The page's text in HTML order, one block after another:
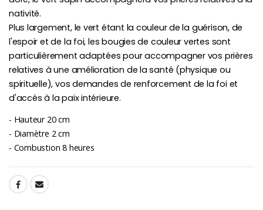
Bougie Neuvaine pour une Guérison - 17.5cm
€4.90 €23.00
nativité.
Plus largement, le vert étant la couleur de la guérison, de
l'espoir et de la foi, les bougies de couleur vertes sont
particulièrement adaptées pour accompagner vos prières
relatives à une amélioration de la santé (physique ou
spirituelle), vos demandes de renforcement de la foi et
d'accès à la paix intérieure.
- Hauteur 20 cm
- Diamètre 2 cm
- Combustion 8 heures
SHARE: